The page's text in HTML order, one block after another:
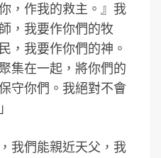
，作我的救主。』我
，我要作你們的牧
，我要作你們的神。
集在一起，將你們的
守你們。我絕對不會
我們能親近天父，我